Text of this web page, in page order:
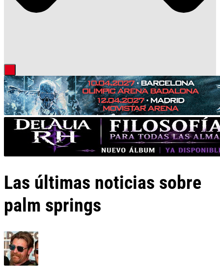
Las últimas noticias sobre
palm springs